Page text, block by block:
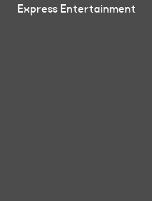
Express Entertainment